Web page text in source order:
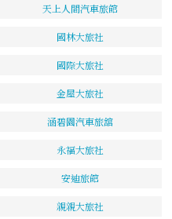
天上人間汽車旅館
國林大旅社
國際大旅社
金屋大旅社
涵碧園汽車旅舘
永福大旅社
安迪旅館
親親大旅社